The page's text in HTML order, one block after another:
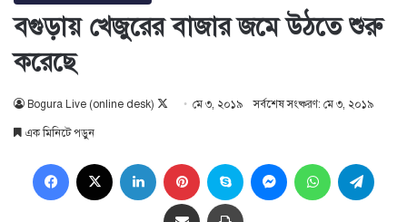
বগুড়ায় খেজুরের বাজার জমে উঠতে শুরু
করেছে
Bogura Live (online desk)
Followমে ৩, ২০১৯ সর্বশেষ সংষ্করণ: মে ৩, ২০১৯
এক মিনিটে পড়ুন
Facebook LinkedIn Pinterest Skype MessengerWhatsApp
Share via Email প্রিন্ট